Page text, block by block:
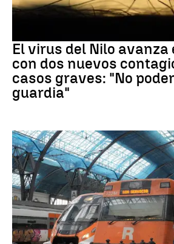
El virus del Nilo avanza
con dos nuevos
casos graves: "No
guardia"